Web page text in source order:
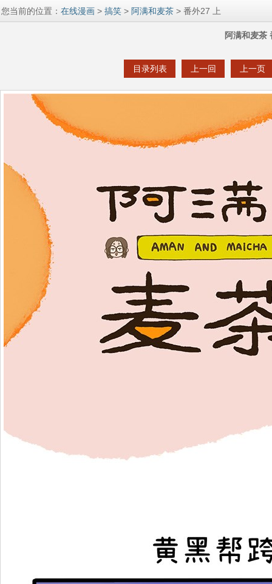
您当前的位置： 在线漫画 > 搞笑 > 阿满和麦茶 > 番外27 上
阿满和麦茶
目录列表 上一回 上一页